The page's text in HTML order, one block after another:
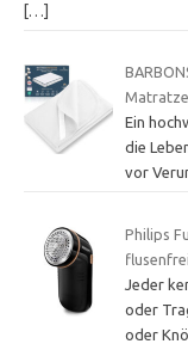
[…]
Matratze
Ein
die
vor
Philips
Jeder
oder
oder